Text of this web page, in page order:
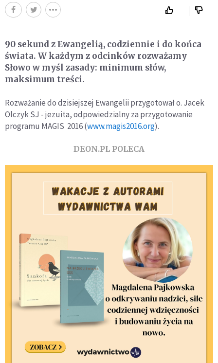
90 sekund z Ewangelią, codziennie i do końca
świata. W każdym z odcinków rozważamy
Słowo w myśl zasady: minimum słów,
maksimum treści.
Rozważanie do dzisiejszej Ewangelii przygotował o. Jacek
Olczyk SJ - jezuita, odpowiedzialny za przygotowanie
programu MAGIS 2016 (www.magis2016.org).
DEON.PL POLECA